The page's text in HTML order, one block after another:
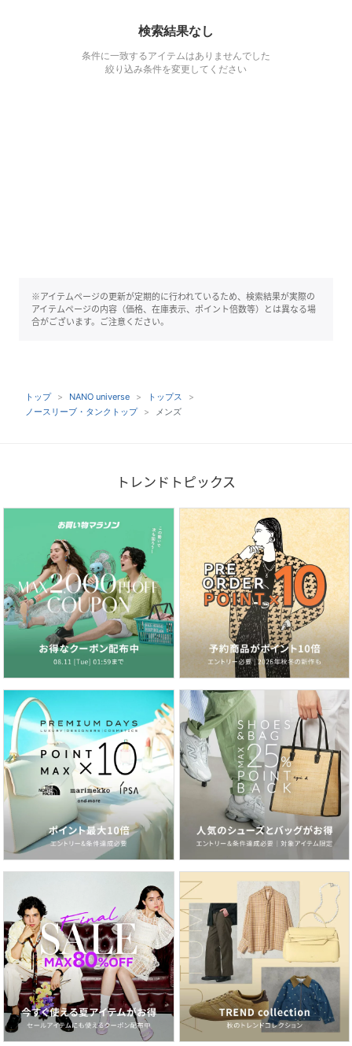
検索結果なし
条件に一致するアイテムはありませんでした
絞り込み条件を変更してください
※アイテムページの更新が定期的に行われているため、検索結果が実際の
アイテムページの内容（価格、在庫表示、ポイント倍数等）とは異なる場
合がございます。ご注意ください。
トップ NANO universe
トップス
ノースリーブ・タンクトップ
メンズ
トレンドトピックス